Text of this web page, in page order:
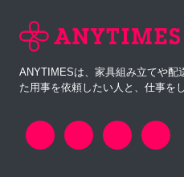
ANYTIMESは、家具組み立てや配
た用事を依頼したい人と、仕事を